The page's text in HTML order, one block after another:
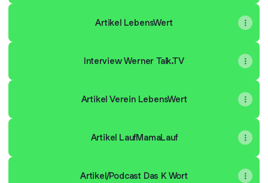
Artikel LebensWert
Interview Werner Talk.TV
Artikel Verein LebensWert
Artikel LaufMamaLauf
Artikel/Podcast Das K Wort